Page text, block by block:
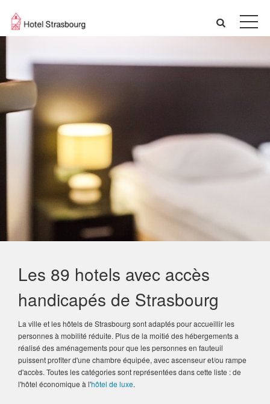
Les 89 hotels avec accès
handicapés de Strasbourg
La ville et les hôtels de Strasbourg sont adaptés pour accueillir les
personnes à mobilité réduite. Plus de la moitié des hébergements a
réalisé des aménagements pour que les personnes en fauteuil
puissent profiter d'une chambre équipée, avec ascenseur et/ou rampe
d'accès. Toutes les catégories sont représentées dans cette liste : de
l'hôtel économique à l'hôtel de luxe.